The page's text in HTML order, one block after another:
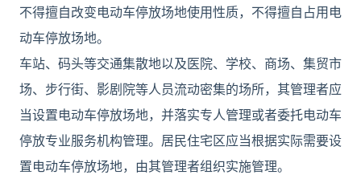
不得擅自改变电动车停放场地使用性质，不得擅自占用电
动车停放场地。
车站、码头等交通集散地以及医院、学校、商场、集贸市
场、步行街、影剧院等人员流动密集的场所，其管理者应
当设置电动车停放场地，并落实专人管理或者委托电动车
停放专业服务机构管理。居民住宅区应当根据实际需要设
置电动车停放场地，由其管理者组织实施管理。